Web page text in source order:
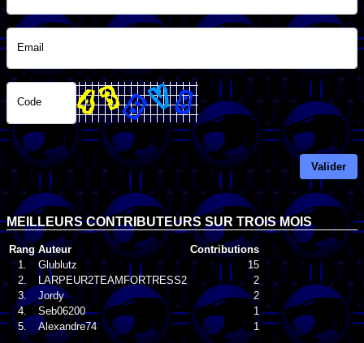
Email
Code
Valider
MEILLEURS CONTRIBUTEURS SUR TROIS MOIS
Rang Auteur
Contributions
1.
Glublutz
15
2.
LARPEUR2TEAMFORTRESS2
2
3.
Jordy
2
4.
Seb06200
1
5.
Alexandre74 1